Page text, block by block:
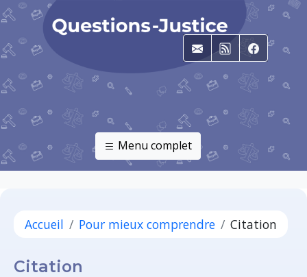
E-mailRSS
Menu complet
Accueil Pour mieux comprendre Citation
Citation